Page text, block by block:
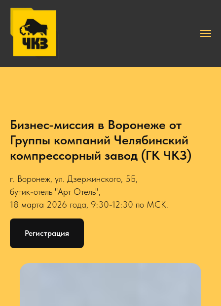
Бизнес-миссия в Воронеже от
Группы компаний Челябинский
компрессорный завод (ГК ЧКЗ)
г. Воронеж, ул. Дзержинского, 5Б,
бутик-отель "Арт Отель",
18 марта 2026 года, 9:30-12:30 по МСК.
Регистрация